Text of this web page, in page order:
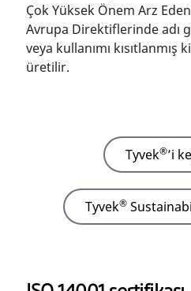
Çok Yüksek Önem Arz
Avrupa Direktiflerinde adı
veya kullanımı
üretilir.
Tyvek®’i
Tyvek®